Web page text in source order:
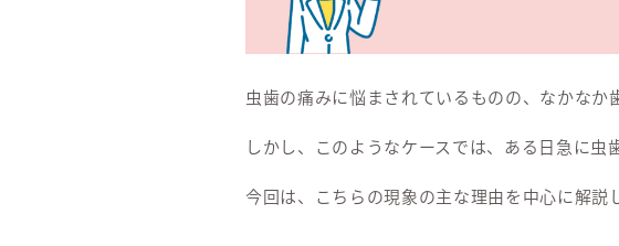
虫歯の痛みに悩まされているものの、なかなか
しかし、このようなケースでは、ある日急に虫
今回は、こちらの現象の主な理由を中心に解説